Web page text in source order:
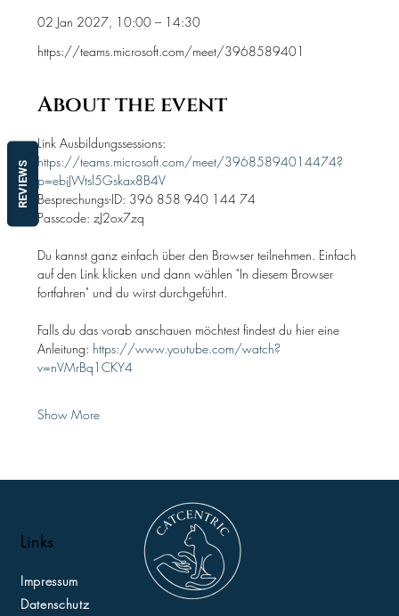
02 Jan 2027, 10:00 – 14:30
https://teams.microsoft.com/meet/3968589401
About the event
Link Ausbildungssessions:
https://teams.microsoft.com/meet/39685894014474?
p=ebiJWtsl5Gskax8B4V
Besprechungs-ID: 396 858 940 144 74
Passcode: zJ2ox7zq
Du kannst ganz einfach über den Browser teilnehmen. Einfach
auf den Link klicken und dann wählen "In diesem Browser
fortfahren" und du wirst durchgeführt.
Falls du das vorab anschauen möchtest findest du hier eine
Anleitung: https://www.youtube.com/watch?
v=nVMrBq1CKY4
Show More
Links
Impressum
Datenschutz
REVIEWS